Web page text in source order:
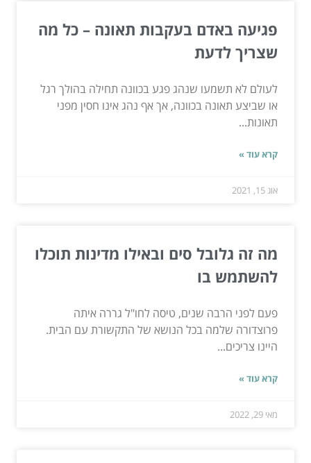
פגיעה באדם בעקבות תאונה – כל מה
שצריך לדעת
לעולם לא תשמעו שנהג פגע בכוונה תחילה בהולך רגל
או שביצע תאונה בכוונה, אך אף נהג אינו חסין מפני
תאונות...
קרא עוד »
אוג 15, 2021
מה זה גלובל סים ובאילו מדינות תוכלו
להשתמש בו
פעם לפני הרבה שנים, טיסה לחו"ל גררה איתה
פרוצדורה שלמה בכל הנושא של התקשורת עם הבית.
היינו צריכים...
קרא עוד »
מאי 29, 2022